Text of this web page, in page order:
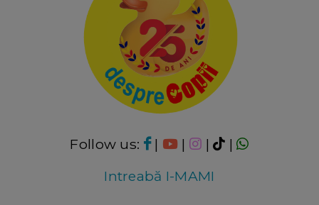
Follow us: | | |
|
Intreabă I-MAMI